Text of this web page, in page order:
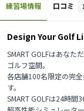
練習場情報 口コミ
Design Your Golf
SMART GOLFはあなた
ゴルフ空間。
各店舗100名限定の完
す。
SMART GOLFは24時間